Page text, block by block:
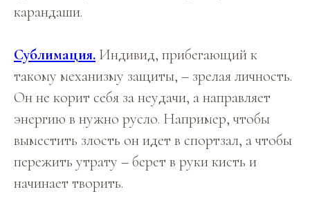
карандаши.
Сублимация. Индивид, прибегающий к
такому механизму защиты, – зрелая личность.
Он не корит себя за неудачи, а направляет
энергию в нужно русло. Например, чтобы
выместить злость он идет в спортзал, а чтобы
пережить утрату – берет в руки кисть и
начинает творить.